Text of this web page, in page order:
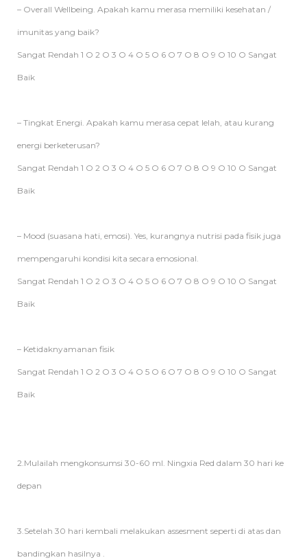
– Overall Wellbeing. Apakah kamu merasa memiliki kesehatan /
imunitas yang baik?
Sangat Rendah 1 O 2 O 3 O 4 O 5 O 6 O 7 O 8 O 9 O 10 O Sangat
Baik
– Tingkat Energi. Apakah kamu merasa cepat lelah, atau kurang
energi berketerusan?
Sangat Rendah 1 O 2 O 3 O 4 O 5 O 6 O 7 O 8 O 9 O 10 O Sangat
Baik
– Mood (suasana hati, emosi). Yes, kurangnya nutrisi pada fisik juga
mempengaruhi kondisi kita secara emosional.
Sangat Rendah 1 O 2 O 3 O 4 O 5 O 6 O 7 O 8 O 9 O 10 O Sangat
Baik
– Ketidaknyamanan fisik
Sangat Rendah 1 O 2 O 3 O 4 O 5 O 6 O 7 O 8 O 9 O 10 O Sangat
Baik
2.Mulailah mengkonsumsi 30-60 ml. Ningxia Red dalam 30 hari ke
depan
3.Setelah 30 hari kembali melakukan assesment seperti di atas dan
bandingkan hasilnya .